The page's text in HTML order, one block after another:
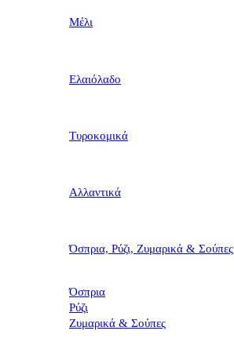
Μέλι
Ελαιόλαδο
Τυροκομικά
Αλλαντικά
Όσπρια, Ρύζι, Ζυμαρικά & Σούπες
Όσπρια
Ρύζι
Ζυμαρικά & Σούπες